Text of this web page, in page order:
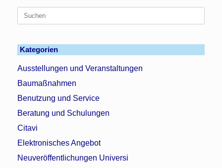
Suchen
Kategorien
Ausstellungen und Veranstaltungen
Baumaßnahmen
Benutzung und Service
Beratung und Schulungen
Citavi
Elektronisches Angebot
Neuveröffentlichungen Universi